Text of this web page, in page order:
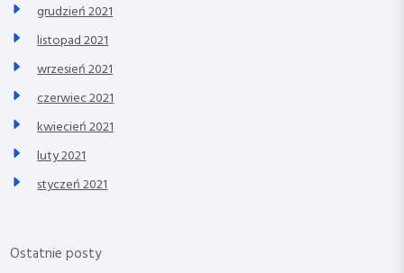
grudzień 2021
listopad 2021
wrzesień 2021
czerwiec 2021
kwiecień 2021
luty 2021
styczeń 2021
Ostatnie posty